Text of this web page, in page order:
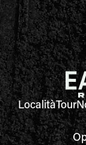
LocalitàTour